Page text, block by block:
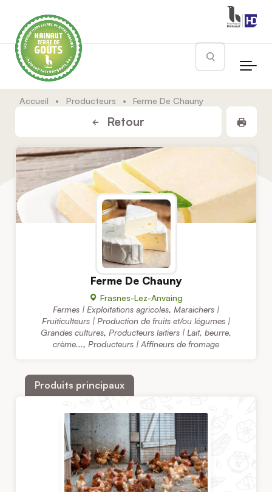
Rechercher
Accueil • Producteurs • Ferme De Chauny
Retour
Ferme De Chauny
Frasnes-Lez-Anvaing
Fermes | Exploitations agricoles, Maraichers |
Fruiticulteurs | Production de fruits et/ou légumes |
Grandes cultures, Producteurs laitiers | Lait, beurre,
crème..., Producteurs | Affineurs de fromage
Produits principaux